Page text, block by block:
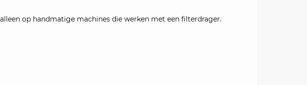
op handmatige machines die werken met een filterdrager.